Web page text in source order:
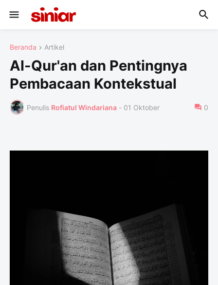
Beranda Artikel
Al-Qur'an dan Pentingnya
Pembacaan Kontekstual
Penulis Rofiatul Windariana - 01 Oktober 0